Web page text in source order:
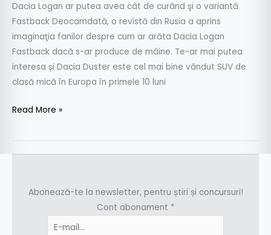
Dacia Logan ar putea avea cât de curând şi o variantă
Fastback Deocamdată, o revistă din Rusia a aprins
imaginaţia fanilor despre cum ar arăta Dacia Logan
Fastback dacă s-ar produce de mâine. Te-ar mai putea
interesa și Dacia Duster este cel mai bine vândut SUV de
clasă mică în Europa în primele 10 luni
Read More »
Abonează-te la newsletter, pentru știri și concursuri!
Cont abonament *